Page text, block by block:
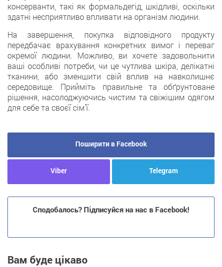
консерванти, такі як формальдегід, шкідливі, оскільки
здатні несприятливо впливати на організм людини.
На завершення, покупка відповідного продукту
передбачає врахування конкретних вимог і переваг
окремої людини. Можливо, ви хочете задовольнити
ваші особливі потреби, чи це чутлива шкіра, делікатні
тканини, або зменшити свій вплив на навколишнє
середовище. Прийміть правильне та обґрунтоване
рішення, насолоджуючись чистим та свіжішим одягом
для себе та своєї сім’ї.
Поширити в Facebook
Viber Telegram
Сподобалось? Підписуйся на нас в Facebook!
Вам буде цікаво